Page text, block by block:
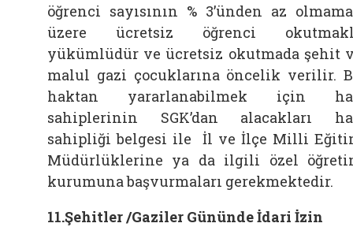
öğrenci sayısının % 3’ünden az
üzere ücretsiz öğrenci
yükümlüdür ve ücretsiz okutmada şehit
malul gazi çocuklarına öncelik verilir.
haktan yararlanabilmek için
sahiplerinin SGK’dan alacakları
sahipliği belgesi ile İl ve İlçe Milli
Müdürlüklerine ya da ilgili özel
kurumuna başvurmaları gerekmektedir.
11.Şehitler /Gaziler Gününde İdari İzin